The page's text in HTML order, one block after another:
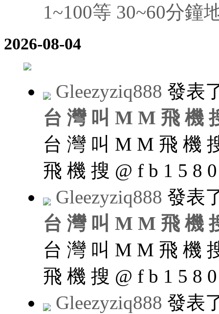
1~100等 30~60分鐘
2026-08-04
Gleezyziq888 發表
台 灣 叫 M M 飛 機
台 灣 叫 M M 飛 機
飛 機 搜 @ f b 1 5 8
Gleezyziq888 發表
台 灣 叫 M M 飛 機
台 灣 叫 M M 飛 機
飛 機 搜 @ f b 1 5 8
Gleezyziq888 發表